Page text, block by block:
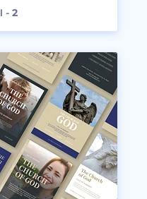
- 2